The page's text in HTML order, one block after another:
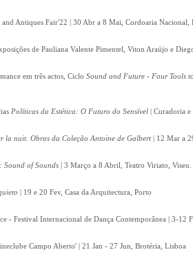
Antiques Fair'22 | 30 Abr a 8 Mai, Cordoaria Nacional,
de Pauliana Valente Pimentel, Viton Araújo e
em três actos, Ciclo Sound and Future - Four Tools
Políticas da Estética: O Futuro do Sensível | Curadoria
la nuit. Obras da Coleção Antoine de Galbert | 12 Mar a
Sound of Sounds | 3 Março a 8 Abril, Teatro Viriato, Viseu.
| 19 e 20 Fev, Casa da Arquitectura, Porto
- Festival Internacional de Dança Contemporânea | 3-12
Campo Aberto' | 21 Jan - 27 Jun, Brotéria, Lisboa